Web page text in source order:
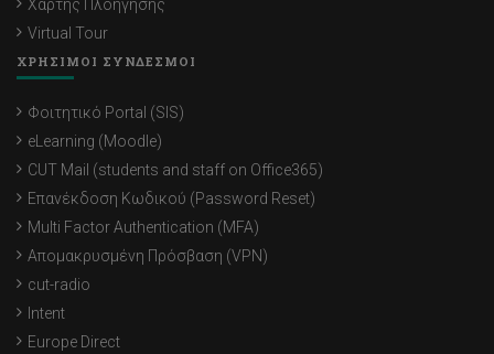
Χάρτης Πλοήγησης
Virtual Tour
ΧΡΗΣΙΜΟΙ ΣΥΝΔΕΣΜΟΙ
Φοιτητικό Portal (SIS)
eLearning (Moodle)
CUT Mail (students and staff on Office365)
Επανέκδοση Κωδικού (Password Reset)
Multi Factor Authentication (MFA)
Απομακρυσμένη Πρόσβαση (VPN)
cut-radio
Intent
Europe Direct